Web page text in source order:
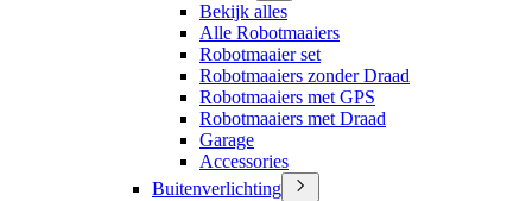
Bekijk alles
Alle Robotmaaiers
Robotmaaier set
Robotmaaiers zonder Draad
Robotmaaiers met GPS
Robotmaaiers met Draad
Garage
Accessories
Buitenverlichting